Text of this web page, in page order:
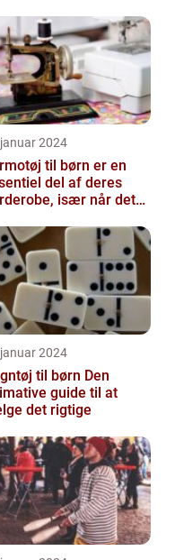
2024
til børn er en
del af deres
især når det
2024
til børn Den
guide til at
det rigtige